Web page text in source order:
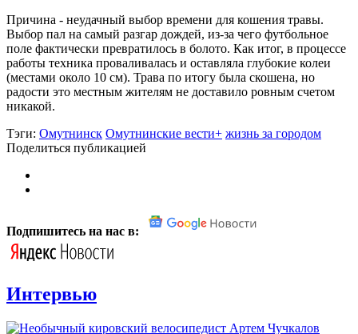
Причина - неудачный выбор времени для кошения травы.
Выбор пал на самый разгар дождей, из-за чего футбольное
поле фактически превратилось в болото. Как итог, в процессе
работы техника проваливалась и оставляла глубокие колеи
(местами около 10 см). Трава по итогу была скошена, но
радости это местным жителям не доставило ровным счетом
никакой.
Тэги: Омутнинск Омутнинские вести+ жизнь за городом
Поделиться публикацией
Подпишитесь на нас в:
Интервью